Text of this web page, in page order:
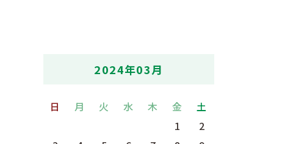
2024年03月
日 月 火 水 木 金 土
1
2